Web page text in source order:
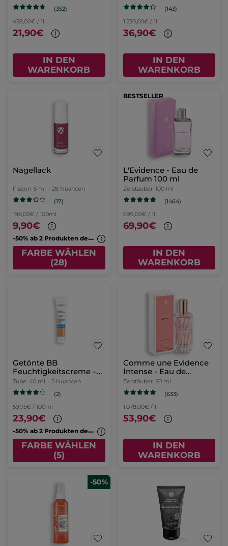
(352)
438,00€ / 1l
21,90€
IN DEN
WARENKORB
(143)
1.230,00€ / 1l
36,90€
IN DEN
WARENKORB
Nagellack
Flacon 5 ml - 28 Nuancen
(17)
198,00€ / 100ml
9,90€
-
50% ab 2 Produkten deiner Wahl
FARBE WÄHLEN
(28)
BESTSELLER
L'Evidence - Eau de
Parfum 100 ml
Zerstäuber 100 ml
(1464)
699,00€ / 1l
69,90€
IN DEN
WARENKORB
Getönte BB
Feuchtigkeitscreme –
Medium Hell
Tube 40 ml - 5 Nuancen
(2)
59,75€ / 100ml
23,90€
-
50% ab 2 Produkten deiner Wahl
FARBE WÄHLEN
(5)
Comme une Evidence
Intense - Eau de
Parfum
Zerstäuber 50 ml
(633)
1.078,00€ / 1l
53,90€
IN DEN
WARENKORB
-50%